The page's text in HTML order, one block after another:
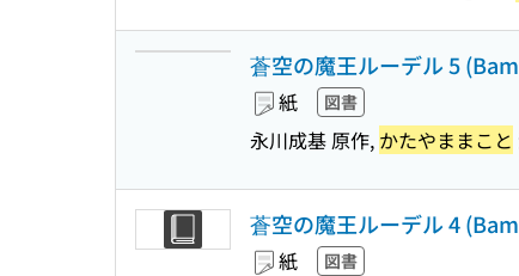
蒼空の魔王ルーデル 5
紙 図書
永川成基 原作, かたやままこと
蒼空の魔王ルーデル 4
紙 図書